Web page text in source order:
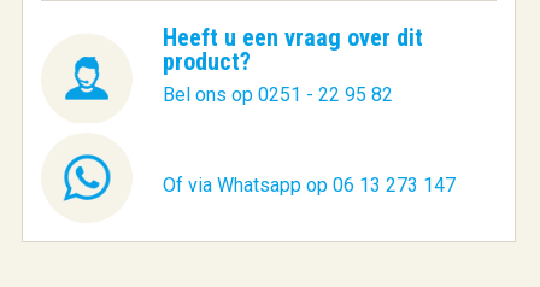
Heeft u een vraag over dit
product?
Bel ons op 0251 - 22 95 82
Of via Whatsapp op 06 13 273 147